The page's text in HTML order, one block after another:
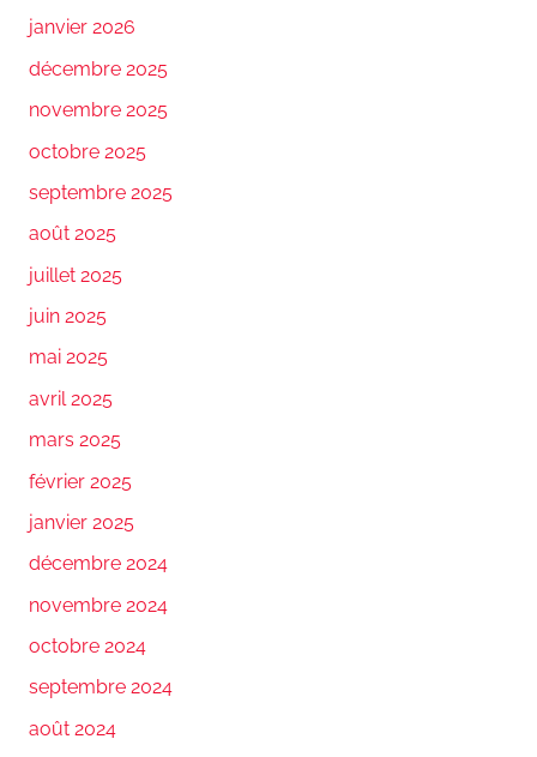
janvier 2026
décembre 2025
novembre 2025
octobre 2025
septembre 2025
août 2025
juillet 2025
juin 2025
mai 2025
avril 2025
mars 2025
février 2025
janvier 2025
décembre 2024
novembre 2024
octobre 2024
septembre 2024
août 2024